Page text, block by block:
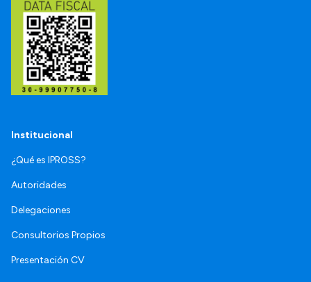
Institucional
¿Qué es IPROSS?
Autoridades
Delegaciones
Consultorios Propios
Presentación CV